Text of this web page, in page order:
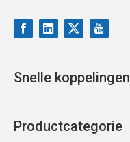
Snelle koppelingen
Productcategorie